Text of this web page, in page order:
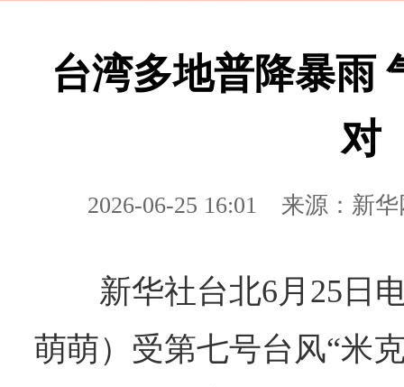
台湾多地普降暴雨
对
2026-06-25 16:01 来源：新华
新华社台北6月25日
萌萌）受第七号台风“米